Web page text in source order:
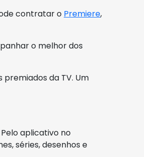
contratar o Premiere,
o melhor dos
premiados da TV. Um
aplicativo no
séries, desenhos e